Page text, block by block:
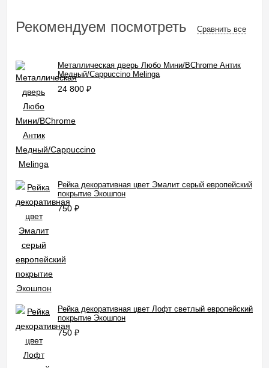
Рекомендуем посмотреть Сравнить все
Металлическая дверь Любо Мини/BChrome Антик
Медный/Cappuccino Melinga
24 800 ₽
Рейка декоративная цвет Эмалит серый европейский
покрытие Экошпон
750 ₽
Рейка декоративная цвет Лофт светлый европейский
покрытие Экошпон
750 ₽